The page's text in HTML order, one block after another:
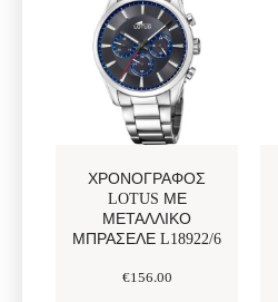
ΧΡΟΝΟΓΡΆΦΟΣ
LOTUS ΜΕ
ΜΕΤΑΛΛΙΚΌ
ΜΠΡΑΣΕΛΈ L18922/6
€156.00